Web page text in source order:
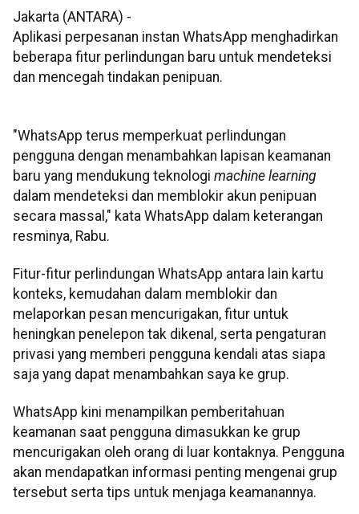
Jakarta (ANTARA) -
Aplikasi perpesanan instan WhatsApp menghadirkan
beberapa fitur perlindungan baru untuk mendeteksi
dan mencegah tindakan penipuan.
"WhatsApp terus memperkuat perlindungan
pengguna dengan menambahkan lapisan keamanan
baru yang mendukung teknologi machine learning
dalam mendeteksi dan memblokir akun penipuan
secara massal," kata WhatsApp dalam keterangan
resminya, Rabu.
Fitur-fitur perlindungan WhatsApp antara lain kartu
konteks, kemudahan dalam memblokir dan
melaporkan pesan mencurigakan, fitur untuk
heningkan penelepon tak dikenal, serta pengaturan
privasi yang memberi pengguna kendali atas siapa
saja yang dapat menambahkan saya ke grup.
WhatsApp kini menampilkan pemberitahuan
keamanan saat pengguna dimasukkan ke grup
mencurigakan oleh orang di luar kontaknya. Pengguna
akan mendapatkan informasi penting mengenai grup
tersebut serta tips untuk menjaga keamanannya.